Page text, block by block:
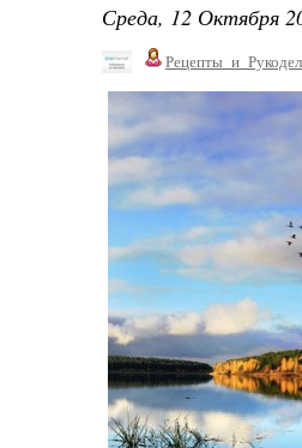
Среда, 12 Октября